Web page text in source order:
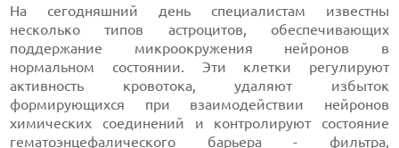
На сегодняшний день специалистам известны
несколько типов астроцитов, обеспечивающих
поддержание микроокружения нейронов в
нормальном состоянии. Эти клетки регулируют
активность кровотока, удаляют избыток
формирующихся при взаимодействии нейронов
химических соединений и контролируют состояние
гематоэнцефалического барьера - фильтра,